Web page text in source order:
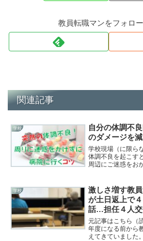
教員転職マンをフォロ
関連記事
学校
自分の体調不
のダメージを
学校現場（に限ら
体調不良を起こす
周辺にご迷惑をお
いるのでいつ病院
ら？同僚や子ども
学校
激しさ増す教
が土日返上で
話…担任４人交
（5/6付読売新
元記事はこちら（
年度になる前から
えてきていました